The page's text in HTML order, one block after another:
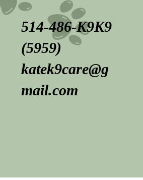
514-486-K9K9
(5959)
katek9care@g
mail.com